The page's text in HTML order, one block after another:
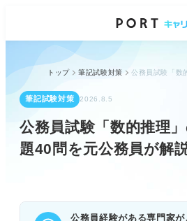
トップ 筆記試験対策
筆記試験対策 2026.8.5
公務員試験「数的推理
題40問を元公務員が解
公務員経験がある専門家